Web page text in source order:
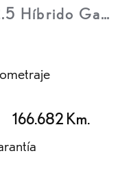
Híbrido
166.682 Km.